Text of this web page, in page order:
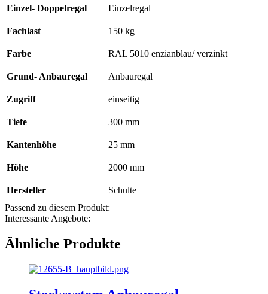
verzinkt;
Menge
Einzel- Doppelregal Einzelregal
Fachlast 150 kg
Farbe RAL 5010 enzianblau/ verzinkt
Grund- Anbauregal Anbauregal
Zugriff einseitig
Tiefe 300 mm
Kantenhöhe 25 mm
Höhe 2000 mm
Hersteller
Schulte
Passend zu diesem Produkt:
Interessante Angebote:
Ähnliche Produkte